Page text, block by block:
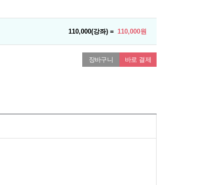
110,000(강좌) = 110,000원
장바구니 바로 결제